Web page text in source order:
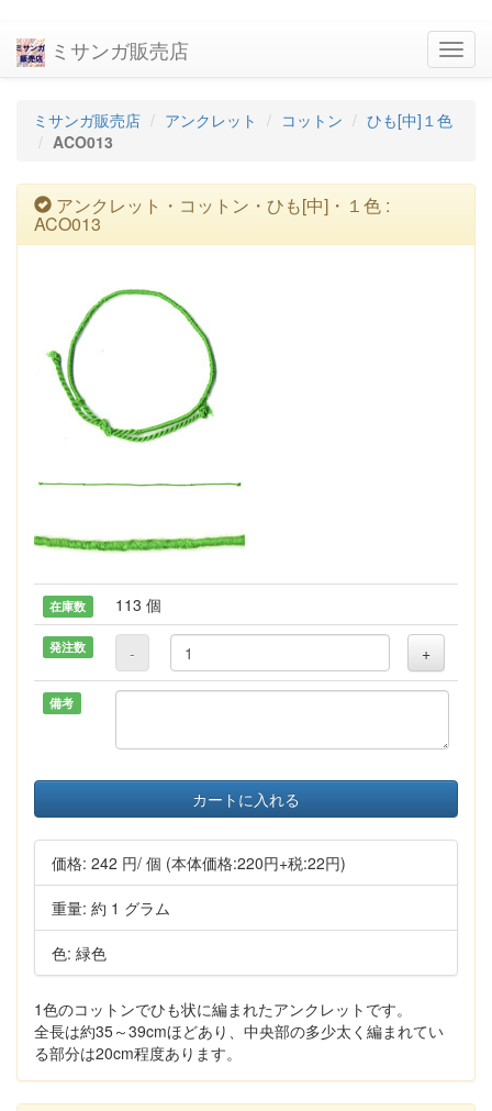
ミサンガ販売店
ミサンガ販売店 アンクレット コットン
ひも[中]１色
ACO013
アンクレット・コットン・ひも[中]・１色 :
ACO013
在庫数 113 個
発注数 - +
備考
カートに入れる
価格: 242 円/ 個 (本体価格:220円+税:22円)
重量: 約 1 グラム
色: 緑色
1色のコットンでひも状に編まれたアンクレットです。
全長は約35～39cmほどあり、中央部の多少太く編まれてい
る部分は20cm程度あります。